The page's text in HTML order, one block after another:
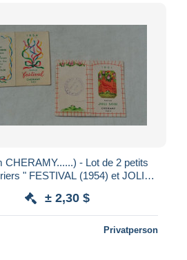
- Lot de 2 petits
et JOLI
± 2,30 $
Privatperson